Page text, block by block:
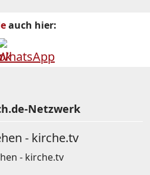
auch hier:
Netzwerk
- kirche.tv